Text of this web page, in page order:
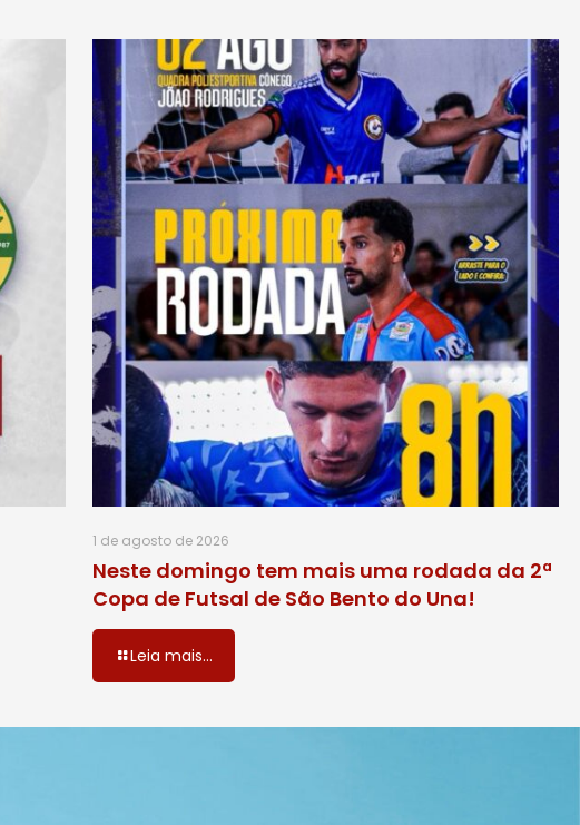
1 de agosto de 2026
Neste domingo tem mais uma rodada da 2ª
Copa de Futsal de São Bento do Una!
Leia mais...